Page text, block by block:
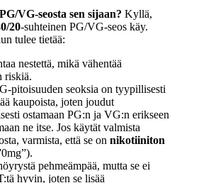
VG-seosta sen sijaan? Kyllä,
20-suhteinen PG/VG-seos käy.
tulee tietää:
nestettä, mikä vähentää
riskiä.
pitoisuuden seoksia on tyypillisesti
kaupoista, joten joudut
ostamaan PG:n ja VG:n erikseen
ne itse. Jos käytät valmista
varmista, että se on nikotiiniton
pehmeämpää, mutta se ei
hyvin, joten se lisää